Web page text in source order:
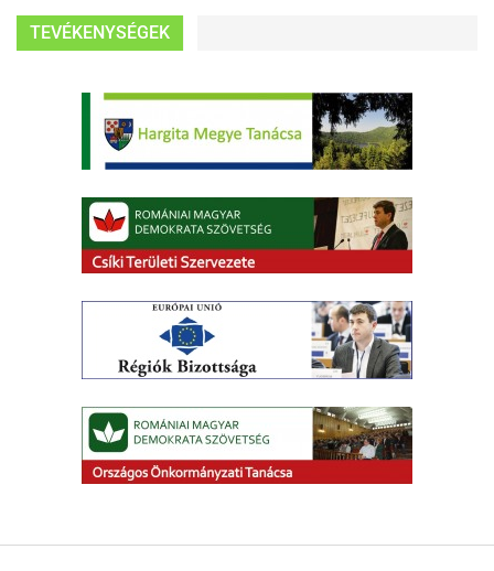
TEVÉKENYSÉGEK